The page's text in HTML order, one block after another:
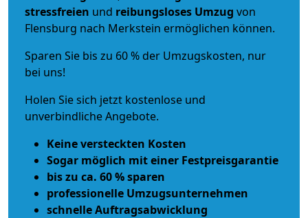
stressfreien und reibungsloses Umzug von
Flensburg nach Merkstein ermöglichen können.
Sparen Sie bis zu 60 % der Umzugskosten, nur
bei uns!
Holen Sie sich jetzt kostenlose und
unverbindliche Angebote.
Keine versteckten Kosten
Sogar möglich mit einer Festpreisgarantie
bis zu ca. 60 % sparen
professionelle Umzugsunternehmen
schnelle Auftragsabwicklung